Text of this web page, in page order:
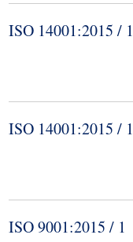
ISO 14001:2015 / 1
ISO 14001:2015 / 1
ISO 9001:2015 / 1